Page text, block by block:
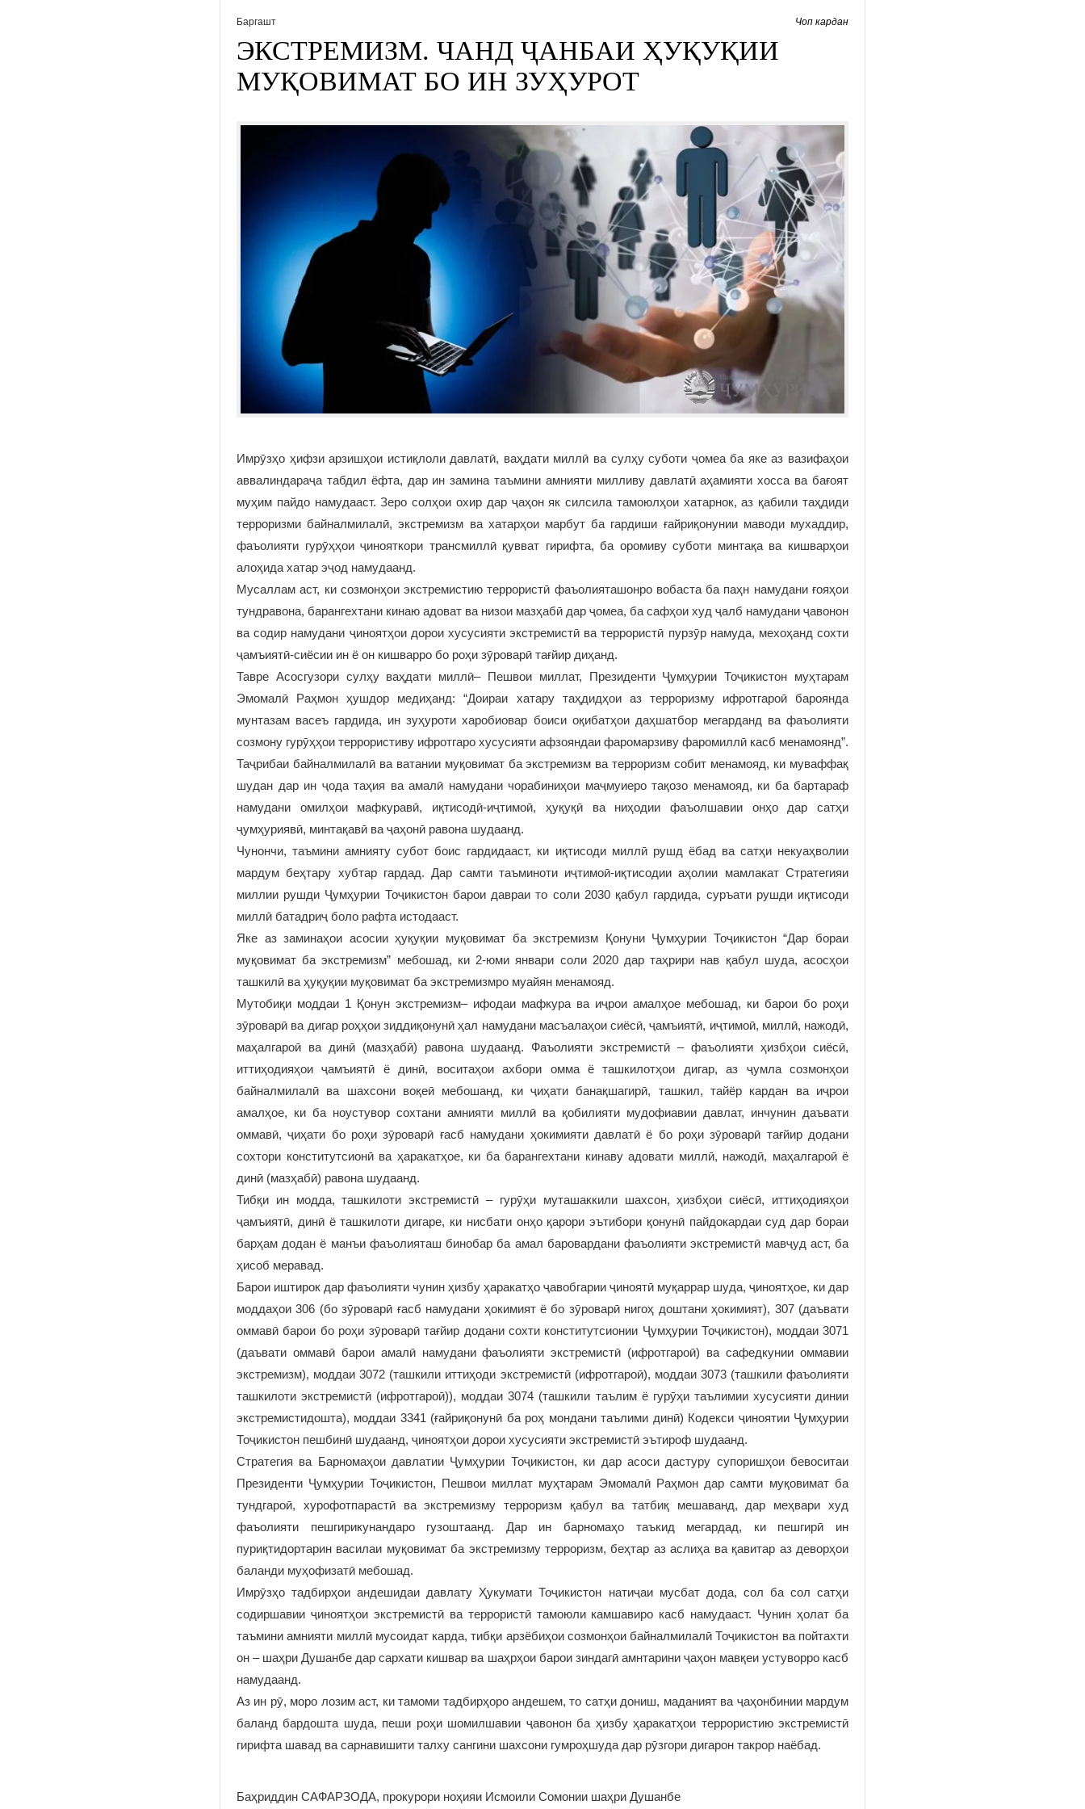
Баргашт Чоп кардан
ЭКСТРЕМИЗМ. ЧАНД ҶАНБАИ ҲУҚУҚИИ
МУҚОВИМАТ БО ИН ЗУҲУРОТ
Имрӯзҳо ҳифзи арзишҳои истиқлоли давлатӣ, ваҳдати миллӣ ва сулҳу суботи ҷомеа ба яке аз вазифаҳои
аввалиндараҷа табдил ёфта, дар ин замина таъмини амнияти милливу давлатӣ аҳамияти хосса ва бағоят
муҳим пайдо намудааст. Зеро солҳои охир дар ҷаҳон як силсила тамоюлҳои хатарнок, аз қабили таҳдиди
терроризми байналмилалӣ, экстремизм ва хатарҳои марбут ба гардиши ғайриқонунии маводи мухаддир,
фаъолияти гурӯҳҳои ҷинояткори трансмиллӣ қувват гирифта, ба оромиву суботи минтақа ва кишварҳои
алоҳида хатар эҷод намудаанд.
Мусаллам аст, ки созмонҳои экстремистию террористӣ фаъолияташонро вобаста ба паҳн намудани ғояҳои
тундравона, барангехтани кинаю адоват ва низои мазҳабӣ дар ҷомеа, ба сафҳои худ ҷалб намудани ҷавонон
ва содир намудани ҷиноятҳои дорои хусусияти экстремистӣ ва террористӣ пурзӯр намуда, мехоҳанд сохти
ҷамъиятӣ-сиёсии ин ё он кишварро бо роҳи зӯроварӣ тағйир диҳанд.
Тавре Асосгузори сулҳу ваҳдати миллӣ– Пешвои миллат, Президенти Ҷумҳурии Тоҷикистон муҳтарам
Эмомалӣ Раҳмон ҳушдор медиҳанд: “Доираи хатару таҳдидҳои аз терроризму ифротгароӣ бароянда
мунтазам васеъ гардида, ин зуҳуроти харобиовар боиси оқибатҳои даҳшатбор мегарданд ва фаъолияти
созмону гурӯҳҳои террористиву ифротгаро хусусияти афзояндаи фаромарзиву фаромиллӣ касб менамоянд”.
Таҷрибаи байналмилалӣ ва ватании муқовимат ба экстремизм ва терроризм собит менамояд, ки муваффақ
шудан дар ин ҷода таҳия ва амалӣ намудани чорабиниҳои маҷмуиеро тақозо менамояд, ки ба бартараф
намудани омилҳои мафкуравӣ, иқтисодӣ-иҷтимоӣ, ҳуқуқӣ ва ниҳодии фаъолшавии онҳо дар сатҳи
ҷумҳуриявӣ, минтақавӣ ва ҷаҳонӣ равона шудаанд.
Чунончи, таъмини амнияту субот боис гардидааст, ки иқтисоди миллӣ рушд ёбад ва сатҳи некуаҳволии
мардум беҳтару хубтар гардад. Дар самти таъминоти иҷтимоӣ-иқтисодии аҳолии мамлакат Стратегияи
миллии рушди Ҷумҳурии Тоҷикистон барои давраи то соли 2030 қабул гардида, суръати рушди иқтисоди
миллӣ батадриҷ боло рафта истодааст.
Яке аз заминаҳои асосии ҳуқуқии муқовимат ба экстремизм Қонуни Ҷумҳурии Тоҷикистон “Дар бораи
муқовимат ба экстремизм” мебошад, ки 2-юми январи соли 2020 дар таҳрири нав қабул шуда, асосҳои
ташкилӣ ва ҳуқуқии муқовимат ба экстремизмро муайян менамояд.
Мутобиқи моддаи 1 Қонун экстремизм– ифодаи мафкура ва иҷрои амалҳое мебошад, ки барои бо роҳи
зӯроварӣ ва дигар роҳҳои зиддиқонунӣ ҳал намудани масъалаҳои сиёсӣ, ҷамъиятӣ, иҷтимоӣ, миллӣ, нажодӣ,
маҳалгароӣ ва динӣ (мазҳабӣ) равона шудаанд. Фаъолияти экстремистӣ – фаъолияти ҳизбҳои сиёсӣ,
иттиҳодияҳои ҷамъиятӣ ё динӣ, воситаҳои ахбори омма ё ташкилотҳои дигар, аз ҷумла созмонҳои
байналмилалӣ ва шахсони воқеӣ мебошанд, ки ҷиҳати банақшагирӣ, ташкил, тайёр кардан ва иҷрои
амалҳое, ки ба ноустувор сохтани амнияти миллӣ ва қобилияти мудофиавии давлат, инчунин даъвати
оммавӣ, ҷиҳати бо роҳи зӯроварӣ ғасб намудани ҳокимияти давлатӣ ё бо роҳи зӯроварӣ тағйир додани
сохтори конститутсионӣ ва ҳаракатҳое, ки ба барангехтани кинаву адовати миллӣ, нажодӣ, маҳалгароӣ ё
динӣ (мазҳабӣ) равона шудаанд.
Тибқи ин модда, ташкилоти экстремистӣ – гурӯҳи муташаккили шахсон, ҳизбҳои сиёсӣ, иттиҳодияҳои
ҷамъиятӣ, динӣ ё ташкилоти дигаре, ки нисбати онҳо қарори эътибори қонунӣ пайдокардаи суд дар бораи
барҳам додан ё манъи фаъолияташ бинобар ба амал баровардани фаъолияти экстремистӣ мавҷуд аст, ба
ҳисоб меравад.
Барои иштирок дар фаъолияти чунин ҳизбу ҳаракатҳо ҷавобгарии ҷиноятӣ муқаррар шуда, ҷиноятҳое, ки дар
моддаҳои 306 (бо зӯроварӣ ғасб намудани ҳокимият ё бо зӯроварӣ нигоҳ доштани ҳокимият), 307 (даъвати
оммавӣ барои бо роҳи зӯроварӣ тағйир додани сохти конститутсионии Ҷумҳурии Тоҷикистон), моддаи 3071
(даъвати оммавӣ барои амалӣ намудани фаъолияти экстремистӣ (ифротгароӣ) ва сафедкунии оммавии
экстремизм), моддаи 3072 (ташкили иттиҳоди экстремистӣ (ифротгароӣ), моддаи 3073 (ташкили фаъолияти
ташкилоти экстремистӣ (ифротгароӣ)), моддаи 3074 (ташкили таълим ё гурӯҳи таълимии хусусияти динии
экстремистидошта), моддаи 3341 (ғайриқонунӣ ба роҳ мондани таълими динӣ) Кодекси ҷиноятии Ҷумҳурии
Тоҷикистон пешбинӣ шудаанд, ҷиноятҳои дорои хусусияти экстремистӣ эътироф шудаанд.
Стратегия ва Барномаҳои давлатии Ҷумҳурии Тоҷикистон, ки дар асоси дастуру супоришҳои бевоситаи
Президенти Ҷумҳурии Тоҷикистон, Пешвои миллат муҳтарам Эмомалӣ Раҳмон дар самти муқовимат ба
тундгароӣ, хурофотпарастӣ ва экстремизму терроризм қабул ва татбиқ мешаванд, дар меҳвари худ
фаъолияти пешгирикунандаро гузоштаанд. Дар ин барномаҳо таъкид мегардад, ки пешгирӣ ин
пуриқтидортарин василаи муқовимат ба экстремизму терроризм, беҳтар аз аслиҳа ва қавитар аз деворҳои
баланди муҳофизатӣ мебошад.
Имрӯзҳо тадбирҳои андешидаи давлату Ҳукумати Тоҷикистон натиҷаи мусбат дода, сол ба сол сатҳи
содиршавии ҷиноятҳои экстремистӣ ва террористӣ тамоюли камшавиро касб намудааст. Чунин ҳолат ба
таъмини амнияти миллӣ мусоидат карда, тибқи арзёбиҳои созмонҳои байналмилалӣ Тоҷикистон ва пойтахти
он – шаҳри Душанбе дар сархати кишвар ва шаҳрҳои барои зиндагӣ амнтарини ҷаҳон мавқеи устуворро касб
намудаанд.
Аз ин рӯ, моро лозим аст, ки тамоми тадбирҳоро андешем, то сатҳи дониш, маданият ва ҷаҳонбинии мардум
баланд бардошта шуда, пеши роҳи шомилшавии ҷавонон ба ҳизбу ҳаракатҳои террористию экстремистӣ
гирифта шавад ва сарнавишити талху сангини шахсони гумроҳшуда дар рӯзгори дигарон такрор наёбад.
Баҳриддин САФАРЗОДА, прокурори ноҳияи Исмоили Сомонии шаҳри Душанбе